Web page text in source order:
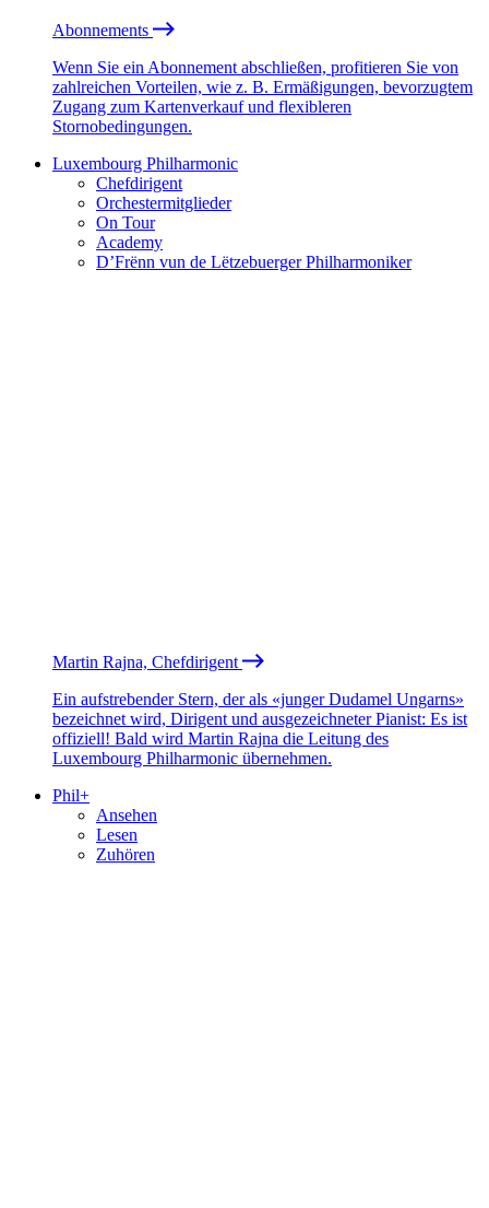
Abonnements
Wenn Sie ein Abonnement abschließen, profitieren Sie von
zahlreichen Vorteilen, wie z. B. Ermäßigungen, bevorzugtem
Zugang zum Kartenverkauf und flexibleren
Stornobedingungen.
Luxembourg Philharmonic
Chefdirigent
Orchestermitglieder
On Tour
Academy
D’Frënn vun de Lëtzebuerger Philharmoniker
Martin Rajna, Chefdirigent
Ein aufstrebender Stern, der als «junger Dudamel Ungarns»
bezeichnet wird, Dirigent und ausgezeichneter Pianist: Es ist
offiziell! Bald wird Martin Rajna die Leitung des
Luxembourg Philharmonic übernehmen.
Phil+
Ansehen
Lesen
Zuhören